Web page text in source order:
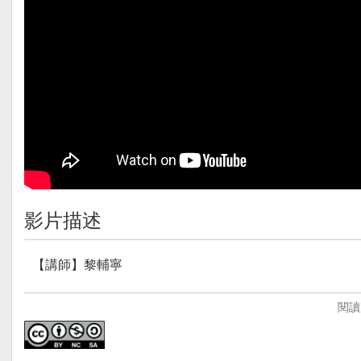
影片描述
【講師】黎輔寧
黎輔寧老師，目前任教於新北市新店區大豐國小。從事教
實作、嘗試，開啟對於學習的興趣，提升學習能力。
閱